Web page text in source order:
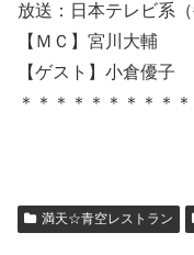
放送：日本テレビ系
【ＭＣ】宮川大輔
【ゲスト】小倉優子
＊＊＊＊＊＊＊＊＊
満天☆青空レストラン